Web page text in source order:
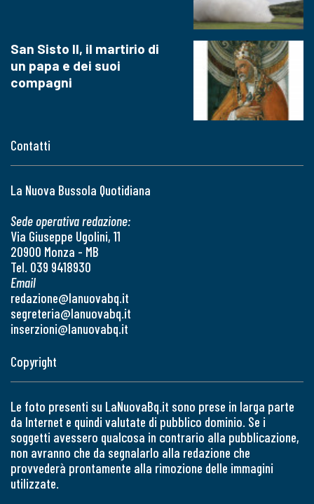
Contatti
La Nuova Bussola Quotidiana
Sede operativa redazione:
Via Giuseppe Ugolini, 11
20900 Monza - MB
Tel. 039 9418930
Email
redazione@lanuovabq.it
segreteria@lanuovabq.it
inserzioni@lanuovabq.it
San Sisto II, il martirio di
un papa e dei suoi
compagni
Copyright
Le foto presenti su LaNuovaBq.it sono prese in larga parte
da Internet e quindi valutate di pubblico dominio. Se i
soggetti avessero qualcosa in contrario alla pubblicazione,
non avranno che da segnalarlo alla redazione che
provvederà prontamente alla rimozione delle immagini
utilizzate.